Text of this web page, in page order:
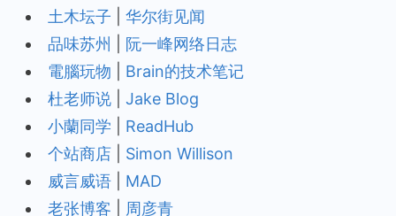
土木坛子
华尔街见闻
品味苏州
阮一峰网络日志
電腦玩物
Brain的技术笔记
杜老师说
Jake Blog
小蘭同学
ReadHub
个站商店
Simon Willison
威言威语
MAD
老张博客
周彦青